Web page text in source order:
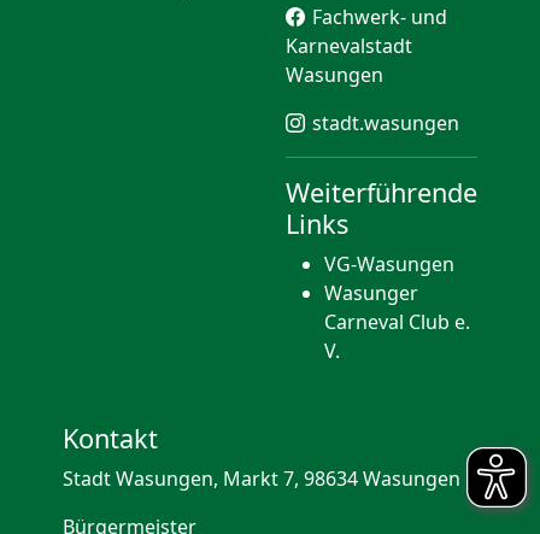
Fachwerk- und
Karnevalstadt
Wasungen
stadt.wasungen
Weiterführende
Links
VG-Wasungen
Wasunger
Carneval Club e.
V.
Kontakt
Stadt Wasungen, Markt 7, 98634 Wasungen
Bürgermeister